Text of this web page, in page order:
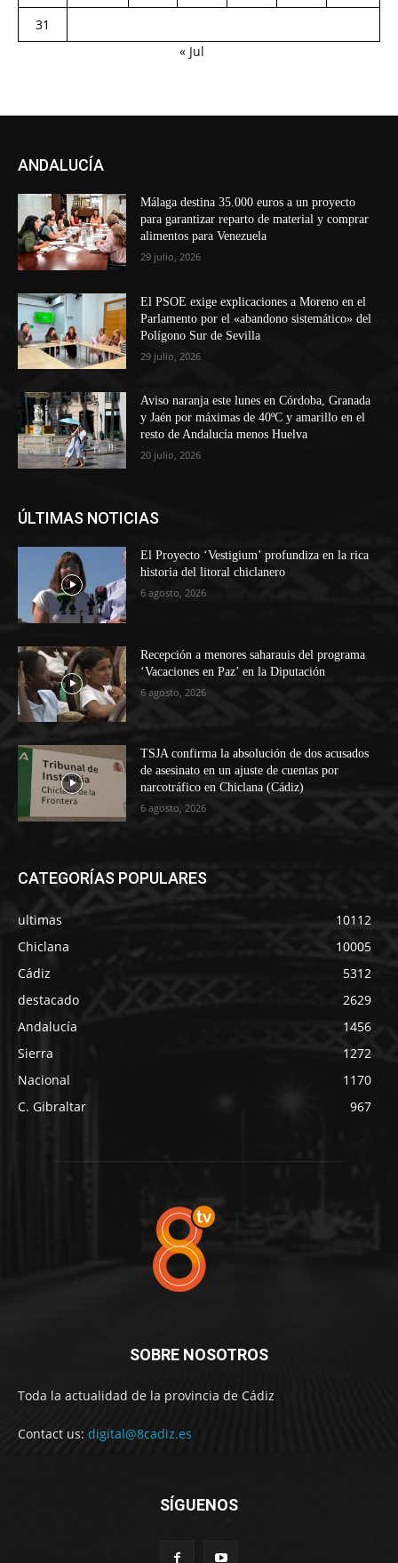
31
« Jul
ANDALUCÍA
Málaga destina 35.000 euros a un proyecto
para garantizar reparto de material y comprar
alimentos para Venezuela
29 julio, 2026
El PSOE exige explicaciones a Moreno en el
Parlamento por el «abandono sistemático» del
Polígono Sur de Sevilla
29 julio, 2026
Aviso naranja este lunes en Córdoba, Granada
y Jaén por máximas de 40ºC y amarillo en el
resto de Andalucía menos Huelva
20 julio, 2026
ÚLTIMAS NOTICIAS
El Proyecto ‘Vestigium’ profundiza en la rica
historia del litoral chiclanero
6 agosto, 2026
Recepción a menores saharauis del programa
‘Vacaciones en Paz’ en la Diputación
6 agosto, 2026
TSJA confirma la absolución de dos acusados
de asesinato en un ajuste de cuentas por
narcotráfico en Chiclana (Cádiz)
6 agosto, 2026
CATEGORÍAS POPULARES
ultimas
10112
Chiclana
10005
Cádiz
5312
destacado
2629
Andalucía
1456
Sierra
1272
Nacional
1170
C. Gibraltar
967
SOBRE NOSOTROS
Toda la actualidad de la provincia de Cádiz
Contact us: digital@8cadiz.es
SÍGUENOS